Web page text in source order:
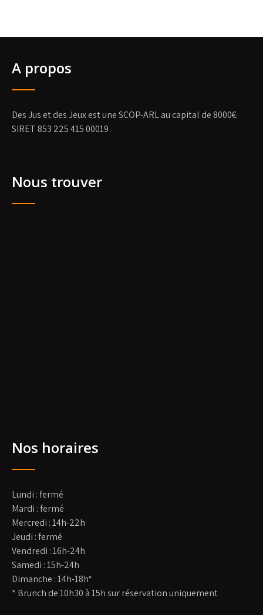
A propos
Des Jus et des Jeux est une SCOP-ARL au capital de 8000€.
SIRET 853 225 415 00019
Nous trouver
Nos horaires
Lundi : fermé
Mardi : fermé
Mercredi : 14h-22h
Jeudi : fermé
Vendredi : 16h-24h
Samedi : 15h-24h
Dimanche : 14h-18h*
* Brunch de 10h30 à 15h sur réservation uniquement